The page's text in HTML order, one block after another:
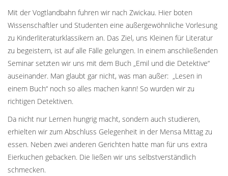
Mit der Vogtlandbahn fuhren wir nach Zwickau. Hier boten
Wissenschaftler und Studenten eine außergewöhnliche Vorlesung
zu Kinderliteraturklassikern an. Das Ziel, uns Kleinen für Literatur
zu begeistern, ist auf alle Fälle gelungen. In einem anschließenden
Seminar setzten wir uns mit dem Buch „Emil und die Detektive“
auseinander. Man glaubt gar nicht, was man außer: „Lesen in
einem Buch“ noch so alles machen kann! So wurden wir zu
richtigen Detektiven.
Da nicht nur Lernen hungrig macht, sondern auch studieren,
erhielten wir zum Abschluss Gelegenheit in der Mensa Mittag zu
essen. Neben zwei anderen Gerichten hatte man für uns extra
Eierkuchen gebacken. Die ließen wir uns selbstverständlich
schmecken.